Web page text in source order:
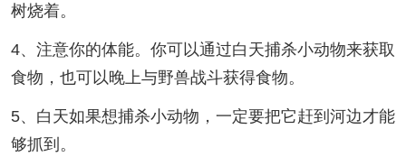
树烧着。
4、注意你的体能。你可以通过白天捕杀小动物来获取
食物，也可以晚上与野兽战斗获得食物。
5、白天如果想捕杀小动物，一定要把它赶到河边才能
够抓到。